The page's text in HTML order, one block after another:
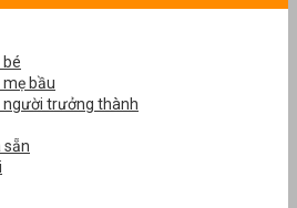
bé
bầu
người trưởng thành
sẵn